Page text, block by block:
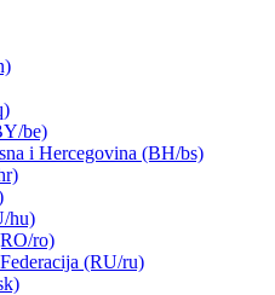
be)
i Hercegovina (BH/bs)
hu)
ro)
(RU/ru)